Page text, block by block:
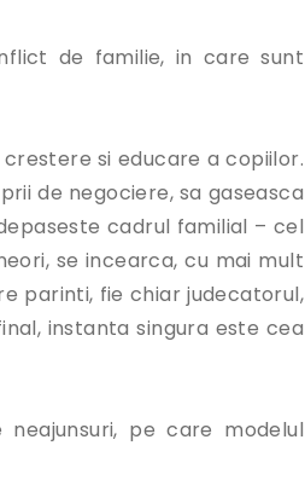
de familie, in care sunt
si educare a copiilor.
de negociere, sa gaseasca
cadrul familial – cel
se incearca, cu mai mult
parinti, fie chiar judecatorul,
instanta singura este cea
pe care modelul